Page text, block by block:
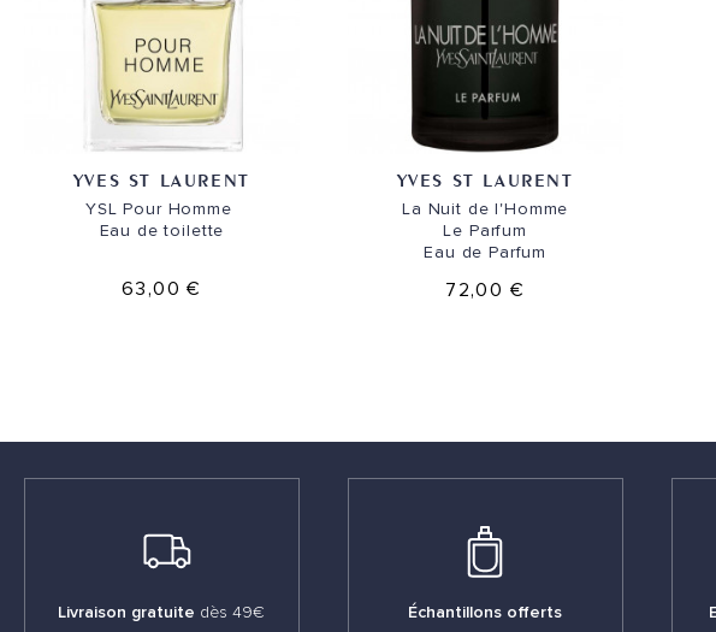
YVES ST LAURENT
YSL Pour Homme
Eau de toilette
63,00 €
YVES ST LAURENT
La Nuit de l'Homme
Le Parfum
Eau de Parfum
72,00 €
Livraison gratuite dès 49€ Échantillons offerts